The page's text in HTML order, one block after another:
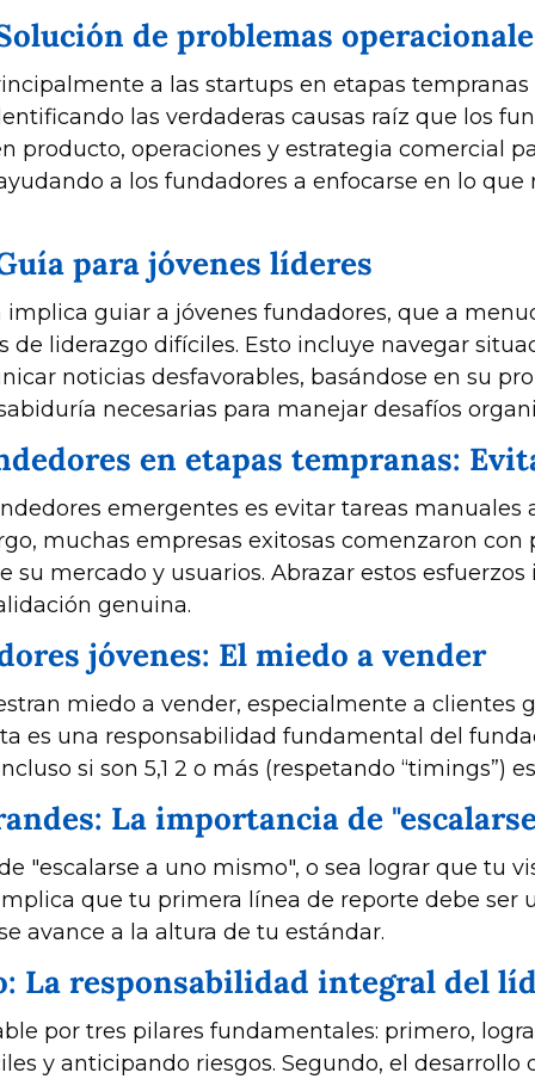
de problemas
a las startups en etapas
las verdaderas causas raíz que los
producto, operaciones y estrategia comercial
a los fundadores a enfocarse en lo
para jóvenes líderes
guiar a jóvenes fundadores, que a
de liderazgo difíciles. Esto incluye navegar
noticias desfavorables, basándose en su
necesarias para manejar desafíos
en etapas tempranas:
emergentes es evitar tareas manuales
muchas empresas exitosas comenzaron
mercado y usuarios. Abrazar estos esfuerzos
genuina.
jóvenes: El miedo a vender
miedo a vender, especialmente a clientes
es una responsabilidad fundamental del
si son 5,1 2 o más (respetando “timings”)
La importancia de
"escalarse a uno mismo", o sea lograr que tu
que tu primera línea de reporte debe ser
avance a la altura de tu estándar.
La responsabilidad integral del
por tres pilares fundamentales: primero,
y anticipando riesgos. Segundo, el desarrollo